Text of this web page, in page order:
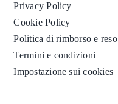
Privacy Policy
Cookie Policy
Politica di rimborso e reso
Termini e condizioni
Impostazione sui cookies